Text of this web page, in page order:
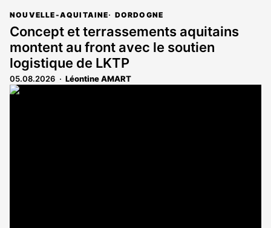
NOUVELLE-AQUITAINE DORDOGNE
Concept et terrassements aquitains
montent au front avec le soutien
logistique de LKTP
05.08.2026 Léontine AMART